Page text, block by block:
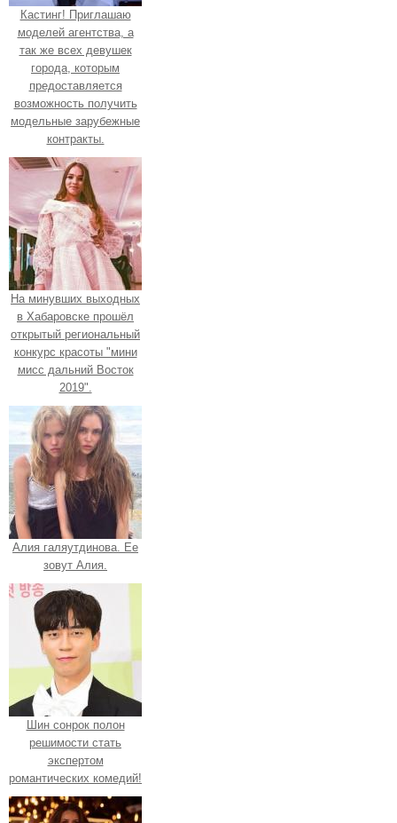
Кастинг! Приглашаю
моделей агентства, а
так же всех девушек
города, которым
предоставляется
возможность получить
модельные зарубежные
контракты.
На минувших выходных
в Хабаровске прошёл
открытый региональный
конкурс красоты "мини
мисс дальний Восток
2019".
Алия галяутдинова. Ее
зовут Алия.
Шин сонрок полон
решимости стать
экспертом
романтических комедий!